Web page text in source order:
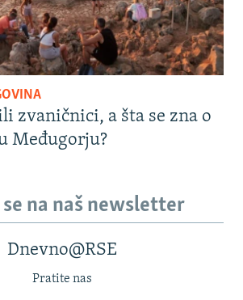
zvaničnici, a šta se zna o
Međugorju?
na naš newsletter
Dnevno@RSE
Pratite nas